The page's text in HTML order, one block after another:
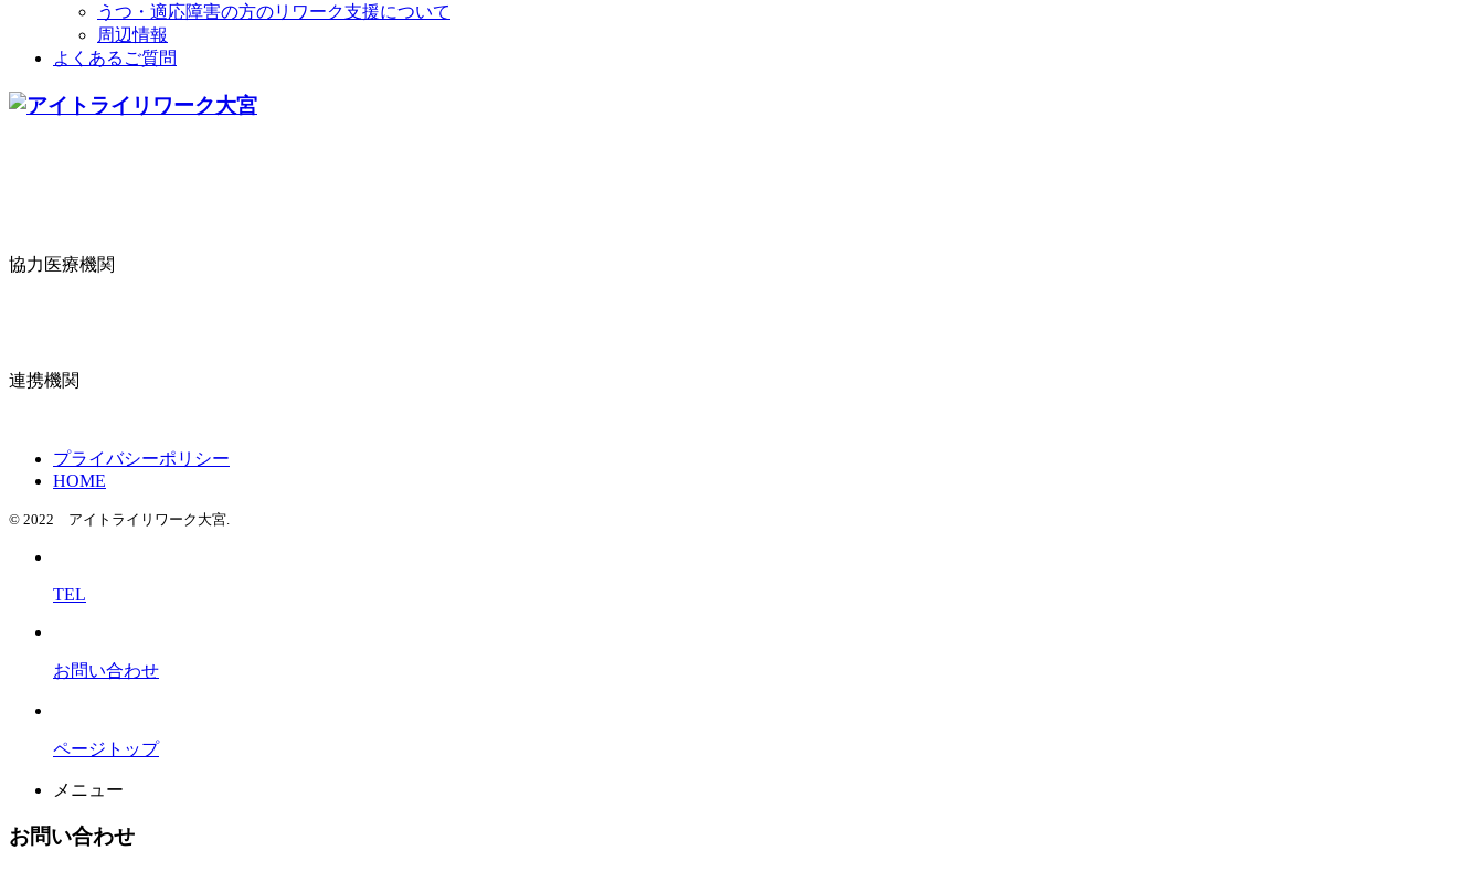
うつ・適応障害の方のリワーク支援について
周辺情報
よくあるご質問
協力医療機関
連携機関
プライバシーポリシー
HOME
© 2022 アイトライリワーク大宮.
TEL
お問い合わせ
ページトップ
メニュー
お問い合わせ